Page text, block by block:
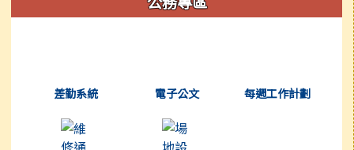
差勤系統 電子公文 每週工作計劃
(另開新視窗) (另開新視窗)